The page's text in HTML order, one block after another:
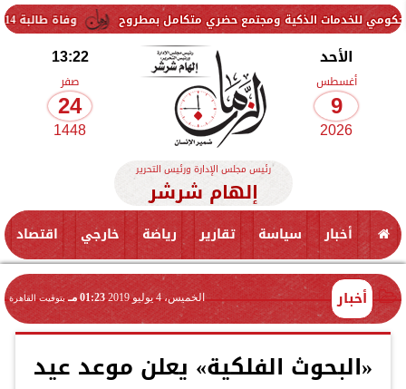
وفاة طالبة 14 عامًا في قليوب.. والنيابة تحقق في ملابسات الواقعة ومجتمع حضري متكامل بمطروح
الأحد
أغسطس
9
2026
13:22
صفر
24
1448
رئيس مجلس الإدارة ورئيس التحرير
إلهام شرشر
أخبار سياسة تقارير رياضة خارجي اقتصاد
أخبار الخميس، 4 يوليو 2019 01:23 مـ بتوقيت القاهرة
«البحوث الفلكية» يعلن موعد عيد